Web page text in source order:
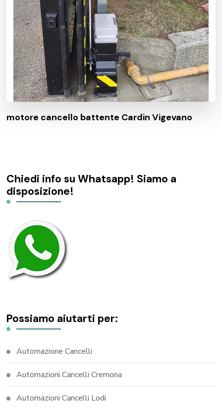
motore cancello battente Cardin Vigevano
Chiedi info su Whatsapp! Siamo a
disposizione!
Possiamo aiutarti per:
Automazione Cancelli
Automazioni Cancelli Cremona
Automazioni Cancelli Lodi